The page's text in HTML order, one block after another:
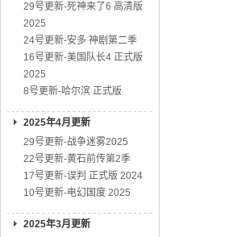
29号更新-死神来了6 高清版
2025
24号更新-安多 神剧第二季
16号更新-美国队长4 正式版
2025
8号更新-哈尔滨 正式版
2025年4月更新
29号更新-战争迷雾2025
22号更新-黄石前传第2季
17号更新-误判 正式版 2024
10号更新-电幻国度 2025
2025年3月更新